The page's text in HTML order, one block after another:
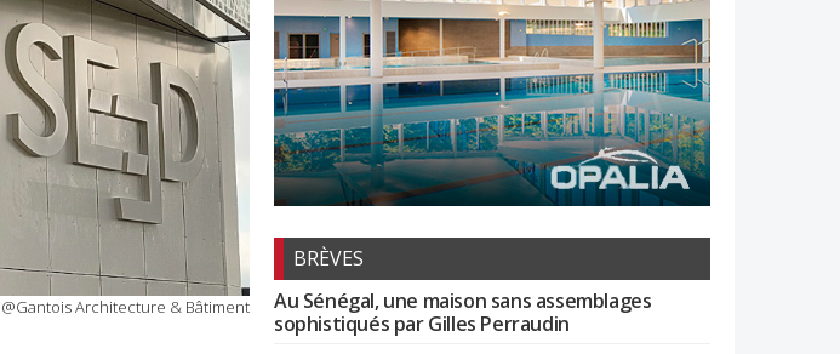
@Gantois Architecture & Bâtiment
BRÈVES
Au Sénégal, une maison sans assemblages
sophistiqués par Gilles Perraudin